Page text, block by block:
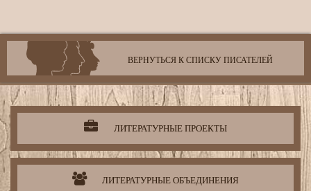
ВЕРНУТЬСЯ К СПИСКУ ПИСАТЕЛЕЙ
Литературная
деятельность
организации
ЛИТЕРАТУРНЫЕ ПРОЕКТЫ
ЛИТЕРАТУРНЫЕ ОБЪЕДИНЕНИЯ